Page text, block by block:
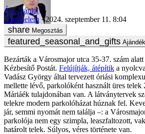
Ács Dániel
Történelem
2024. szeptember 11. 8:04
Megosztás
Bezárták a Városmajor utca 35-37. szám
Kézbesítő Postát. Felújítják, átépítik a
Vadász György által tervezett óriási
mellette lévő, parkolóként használt üres telek
Máriáék tulajdonában van. A látványtervek
telekre modern parkolóházat húznak fel.
jár, semmi nyomát nem találja –: a
parkolója nem egy szimpla, leaszfaltozott,
határolt telek. Súlyos, véres története van.